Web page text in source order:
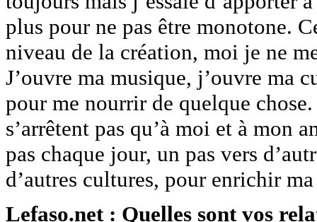
plus pour ne pas être monotone.
niveau de la création, moi je ne
J’ouvre ma musique, j’ouvre ma
pour me nourrir de quelque
s’arrêtent pas qu’à moi et à mon
pas chaque jour, un pas vers
d’autres cultures, pour enrichir
Lefaso.net : Quelles sont vos